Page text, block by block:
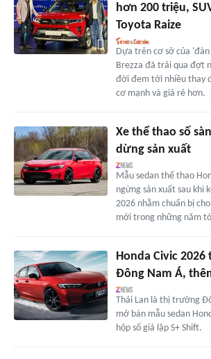
hơn 200 triệu,
Toyota Raize
Dựa trên cơ sở của
Brezza đã trải qua đợt
đời đem tới nhiều thay
cơ mạnh và giá rẻ hơn.
Xe thể thao số
dừng sản xuất
Mẫu sedan thể thao
ngừng sản xuất sau khi
2026 nhằm chuẩn bị
mới trong những năm
Honda Civic
Đông Nam Á,
Thái Lan là thị trường
mở bán mẫu sedan
hộp số giả lập S+ Shift.